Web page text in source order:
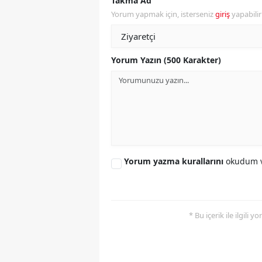
Yorum yapmak için, istersenizgiriş
Yorum Yazın (500 Karakter)
Yorum yazma kurallarını okudum
* Bu içerik ile ilgili